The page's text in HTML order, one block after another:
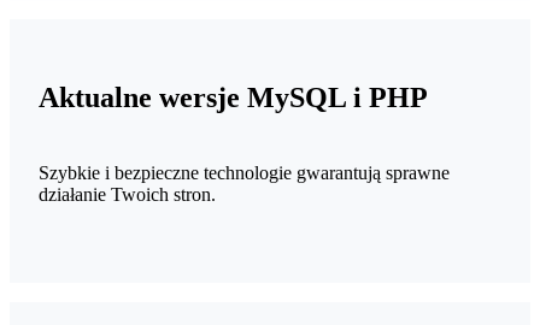
Aktualne wersje MySQL i PHP
Szybkie i bezpieczne technologie gwarantują sprawne
działanie Twoich stron.